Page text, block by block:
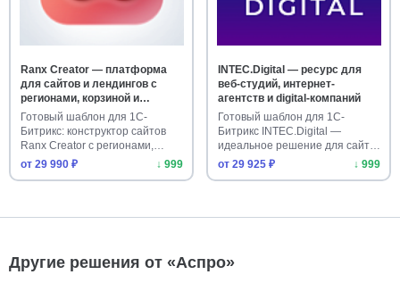
Ranx Creator — платформа
для сайтов и лендингов с
регионами, корзиной и
оплатой
Готовый шаблон для 1С-
Битрикс: конструктор сайтов
Ranx Creator с регионами,
корз…
от 29 990 ₽ ↓ 999
INTEC.Digital — ресурс для
веб-студий, интернет-
агентств и digital-компаний
Готовый шаблон для 1С-
Битрикс INTEC.Digital —
идеальное решение для сайта
веб-ст…
от 29 925 ₽ ↓ 999
Другие решения от «Аспро»